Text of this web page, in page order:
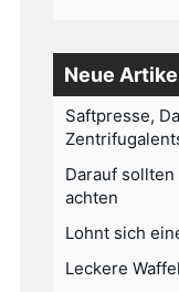
Neue
Saftpresse,
Darauf
achten
Lohnt sich
Leckere